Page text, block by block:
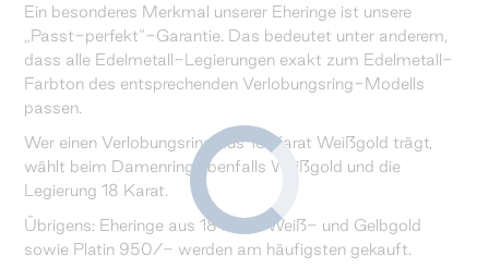
Ein besonderes Merkmal unserer Eheringe ist unsere
„Passt-perfekt“-Garantie. Das bedeutet unter anderem,
dass alle Edelmetall-Legierungen exakt zum Edelmetall-
Farbton des entsprechenden Verlobungsring-Modells
passen.
Wer einen Verlobungsring aus 18 Karat Weißgold trägt,
wählt beim Damenring ebenfalls Weißgold und die
Legierung 18 Karat.
Übrigens: Eheringe aus 18 Karat Weiß- und Gelbgold
sowie Platin 950/- werden am häufigsten gekauft.